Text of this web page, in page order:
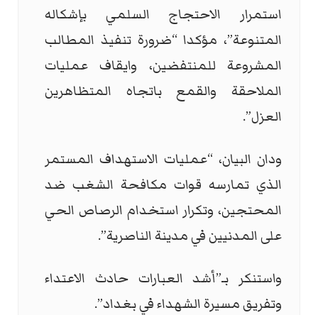
استمرار الاحتجاج السلمي بإشكاله
المتنوعة”، مؤكدا “ضرورة تنفيذ المطالب
المشروعة للمنتفضين، وايقاف عمليات
الملاحقة والقمع باتجاه المتظاهرين
العزل”.
ودان البيان، “عمليات الاستهداف المستمر
الذي تمارسه قوات مكافحة الشغب ضد
المحتجين، وتكرار استخدام الرصاص الحي
على المدنيين في مدينة الناصرية”.
واستنكر بـ”أشد العبارات حادث الاعتداء
وتفريق مسيرة الشهداء في بغداد”.